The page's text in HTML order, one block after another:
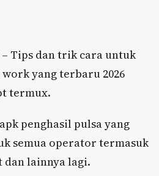
– Tips dan trik cara untuk
yang terbaru 2026
termux.
penghasil pulsa yang
semua operator termasuk
dan lainnya lagi.